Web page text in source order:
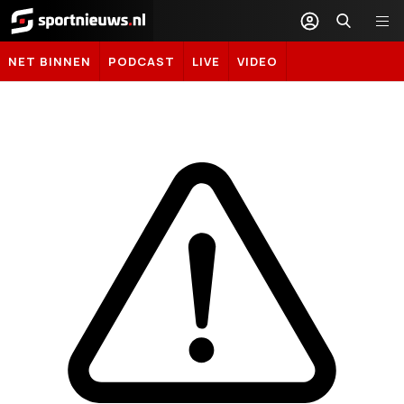
Sportnieuws.nl
NET BINNEN PODCAST LIVE VIDEO